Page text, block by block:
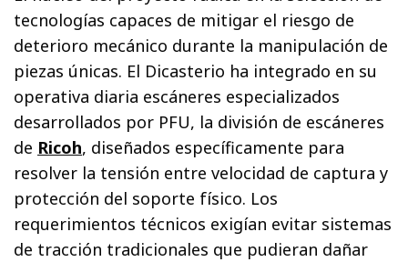
tecnologías capaces de mitigar el riesgo de
deterioro mecánico durante la manipulación de
piezas únicas. El Dicasterio ha integrado en su
operativa diaria escáneres especializados
desarrollados por PFU, la división de escáneres
de Ricoh, diseñados específicamente para
resolver la tensión entre velocidad de captura y
protección del soporte físico. Los
requerimientos técnicos exigían evitar sistemas
de tracción tradicionales que pudieran dañar